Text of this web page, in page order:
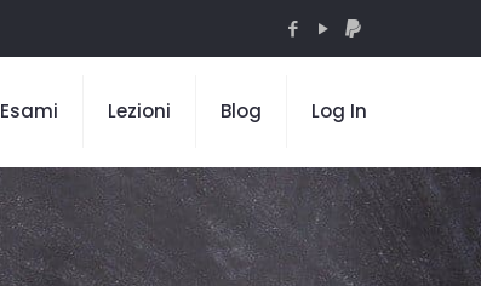
Esami Lezioni Blog Log In